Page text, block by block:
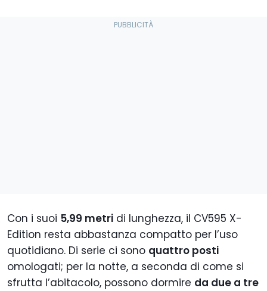
Con i suoi 5,99 metri di lunghezza, il CV595 X-
Edition resta abbastanza compatto per l’uso
quotidiano. Di serie ci sono quattro posti
omologati; per la notte, a seconda di come si
sfrutta l’abitacolo, possono dormire da due a tre